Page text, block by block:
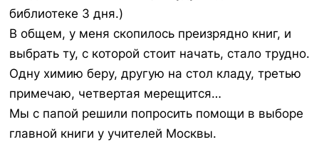
библиотеке 3 дня.)
В общем, у меня скопилось преизрядно книг, и
выбрать ту, с которой стоит начать, стало трудно.
Одну химию беру, другую на стол кладу, третью
примечаю, четвертая мерещится…
Мы с папой решили попросить помощи в выборе
главной книги у учителей Москвы.